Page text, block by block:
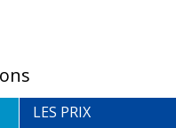
LES PRIX